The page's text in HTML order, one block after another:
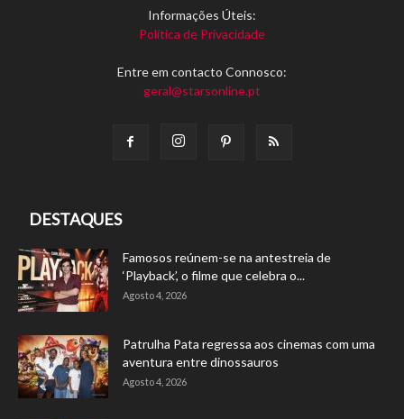
Informações Úteis:
Política de Privacidade
Entre em contacto Connosco:
geral@starsonline.pt
DESTAQUES
Famosos reúnem-se na antestreia de
‘Playback’, o filme que celebra o...
Agosto 4, 2026
Patrulha Pata regressa aos cinemas com uma
aventura entre dinossauros
Agosto 4, 2026